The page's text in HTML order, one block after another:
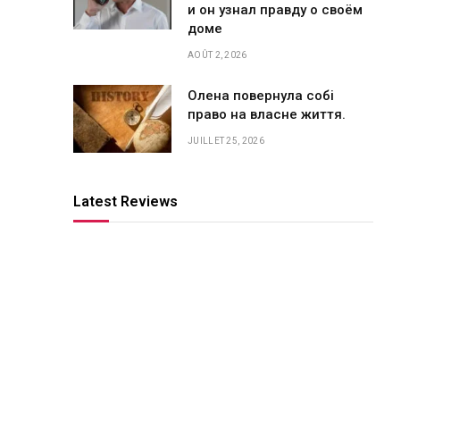
и он узнал правду о своём
доме
AOÛT 2, 2026
Олена повернула собі
право на власне життя.
JUILLET 25, 2026
Latest Reviews